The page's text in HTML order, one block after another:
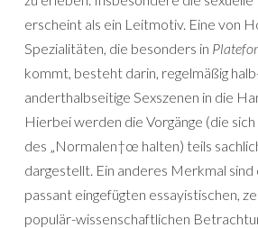
erscheint als ein Leitmotiv. Eine von
Spezialitäten, die besonders in
kommt, besteht darin, regelmäßig
anderthalbseitige Sexszenen in die
Hierbei werden die Vorgänge (die sich
des „Normalen†œ halten) teils
dargestellt. Ein anderes Merkmal
passant eingefügten essayistischen,
populär-wissenschaftlichen